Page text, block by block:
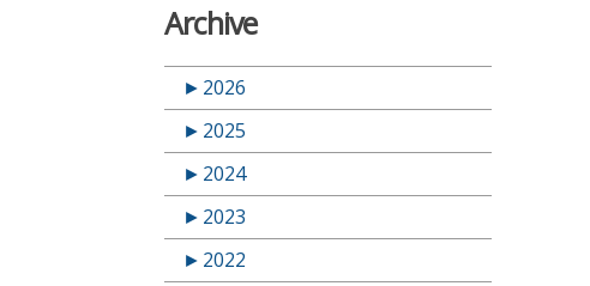
Archive
► 2026
► 2025
► 2024
► 2023
► 2022